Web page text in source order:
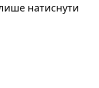
натиснути